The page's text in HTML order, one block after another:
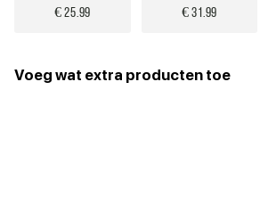
€ 25.99
€ 31.99
Voeg wat extra producten toe